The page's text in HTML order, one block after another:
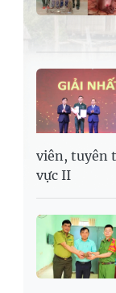
viên, tuyên
vực II